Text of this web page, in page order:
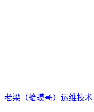
老梁（蛤蟆哥） 运维技术